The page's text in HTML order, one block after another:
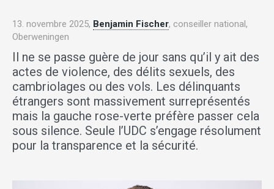
13. novembre 2025, Benjamin Fischer, conseiller national,
Oberweningen
Il ne se passe guère de jour sans qu’il y ait des
actes de violence, des délits sexuels, des
cambriolages ou des vols. Les délinquants
étrangers sont massivement surreprésentés
mais la gauche rose-verte préfère passer cela
sous silence. Seule l’UDC s’engage résolument
pour la transparence et la sécurité.